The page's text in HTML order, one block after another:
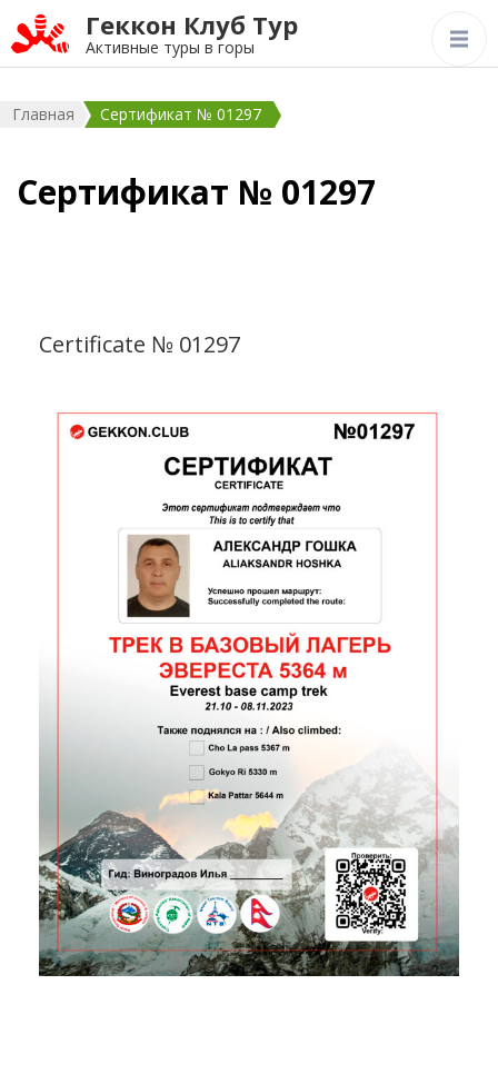
Геккон Клуб Тур
Активные туры в горы
Главная Сертификат № 01297
Сертификат № 01297
Certificate № 01297